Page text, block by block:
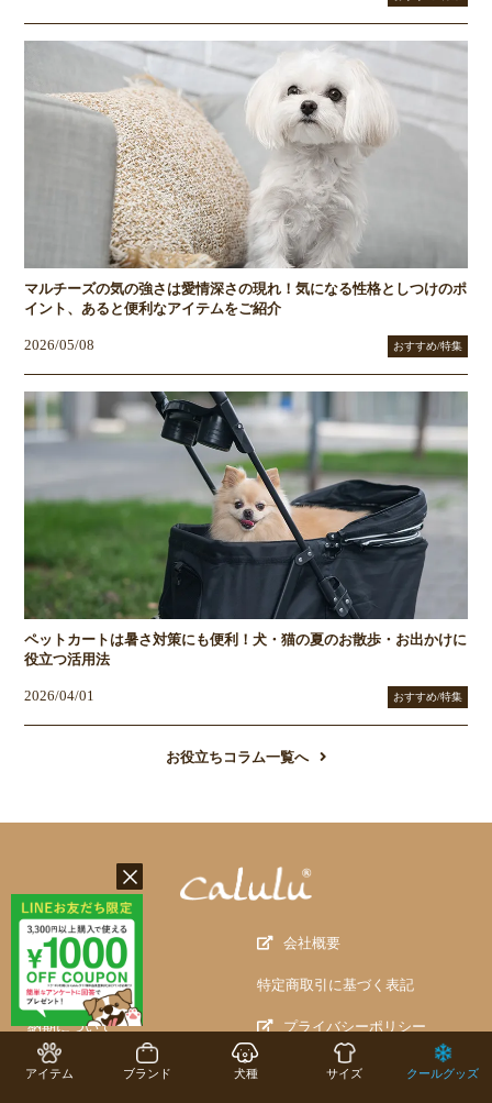
アイテム ブランド 犬種 サイズ クールグッズ
マルチーズの気の強さは愛情深さの現れ！気になる性格としつけのポ
イント、あると便利なアイテムをご紹介
2026/05/08 おすすめ/特集
ペットカートは暑さ対策にも便利！犬・猫の夏のお散歩・お出かけに
役立つ活用法
2026/04/01 おすすめ/特集
お役立ちコラム一覧へ
ご利用ガイド
会員登録について
納期について
お支払について
会社概要
特定商取引に基づく表記
プライバシーポリシー
情報セキュリティ基本方針